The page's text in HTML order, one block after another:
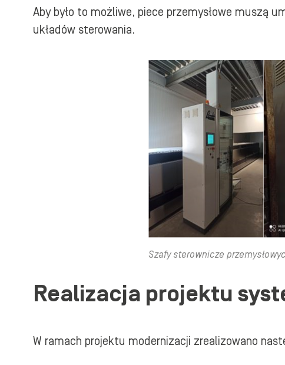
Aby było to możliwe, piece przemysłowe muszą
układów sterowania.
Szafy sterownicze
Realizacja projektu
W ramach projektu modernizacji zrealizowano